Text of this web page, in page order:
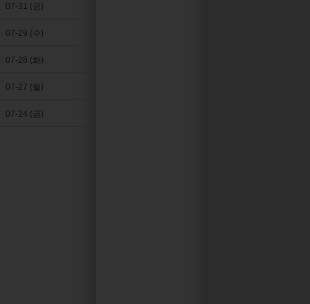
07-31 (금)
07-29 (수)
07-28 (화)
07-27 (월)
07-24 (금)